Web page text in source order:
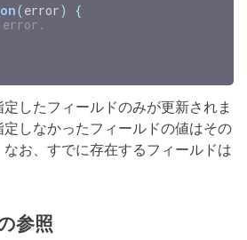
(error)
{
したフィールドのみが更新されま
しなかったフィールドの値はその
お、すでに存在するフィールドは
参照